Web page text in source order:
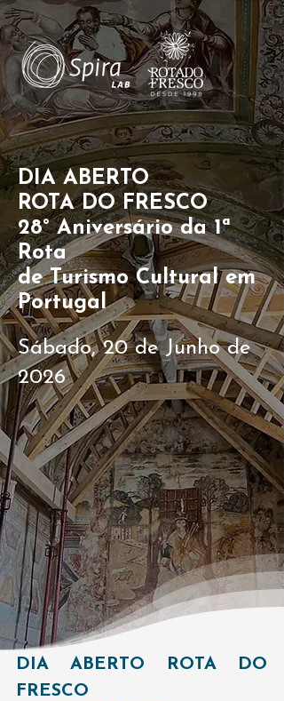
DIA ABERTO
ROTA DO FRESCO
28° Aniversário da 1ª
Rota
de Turismo Cultural em
Portugal
Sábado, 20 de Junho de
2026
DIA ABERTO ROTA DO
FRESCO